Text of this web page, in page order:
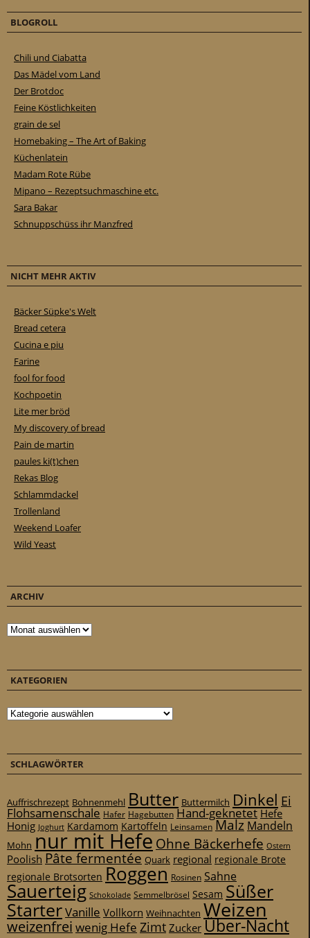
BLOGROLL
Chili und Ciabatta
Das Mädel vom Land
Der Brotdoc
Feine Köstlichkeiten
grain de sel
Homebaking – The Art of Baking
Küchenlatein
Madam Rote Rübe
Mipano – Rezeptsuchmaschine etc.
Sara Bakar
Schnuppschüss ihr Manzfred
NICHT MEHR AKTIV
Bäcker Süpke's Welt
Bread cetera
Cucina e piu
Farine
fool for food
Kochpoetin
Lite mer bröd
My discovery of bread
Pain de martin
paules ki(t)chen
Rekas Blog
Schlammdackel
Trollenland
Weekend Loafer
Wild Yeast
ARCHIV
Archiv
KATEGORIEN
Kategorien
SCHLAGWÖRTER
Auffrischrezept Bohnenmehl Butter Buttermilch Dinkel Ei
Flohsamenschale Hafer Hagebutten Hand-geknetet Hefe
Honig Joghurt Kardamom Kartoffeln Leinsamen Malz Mandeln
Mohn nur mit Hefe Ohne Bäckerhefe Ostern
Poolish Pâte fermentée Quark regional regionale Brote
regionale Brotsorten Roggen Rosinen Sahne
Sauerteig Schokolade Semmelbrösel Sesam Süßer
StarterVanille Vollkorn Weihnachten Weizen
weizenfrei wenig Hefe ZimtZuckerÜber-Nacht